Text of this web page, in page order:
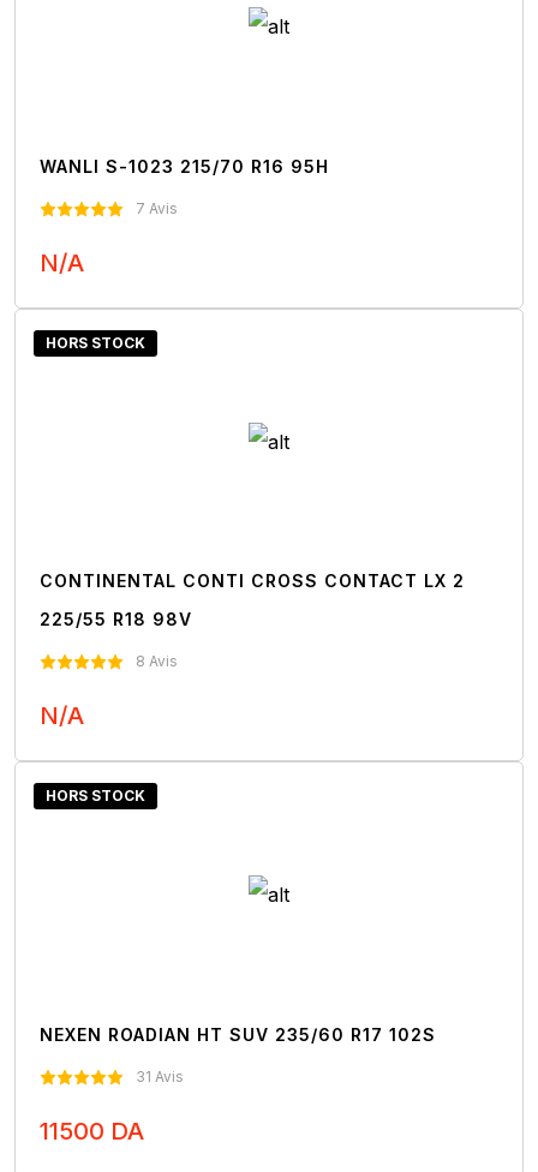
WANLI S-1023 215/70 R16 95H
7 Avis
N/A
HORS STOCK
CONTINENTAL CONTI CROSS CONTACT LX 2
225/55 R18 98V
8 Avis
N/A
HORS STOCK
NEXEN ROADIAN HT SUV 235/60 R17 102S
31 Avis
11500 DA